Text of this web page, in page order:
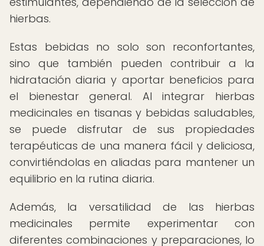
hierbas.
Estas bebidas no solo son reconfortantes,
sino que también pueden contribuir a la
hidratación diaria y aportar beneficios para
el bienestar general. Al integrar hierbas
medicinales en tisanas y bebidas saludables,
se puede disfrutar de sus propiedades
terapéuticas de una manera fácil y deliciosa,
convirtiéndolas en aliadas para mantener un
equilibrio en la rutina diaria.
Además, la versatilidad de las hierbas
medicinales permite experimentar con
diferentes combinaciones y preparaciones, lo